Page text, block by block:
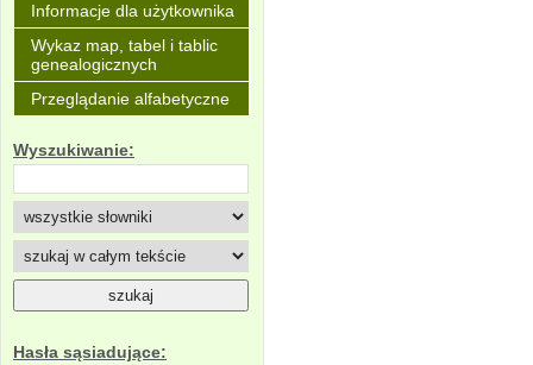
Informacje dla użytkownika
Wykaz map, tabel i tablic
genealogicznych
Przeglądanie alfabetyczne
Wyszukiwanie:
Hasła sąsiadujące: